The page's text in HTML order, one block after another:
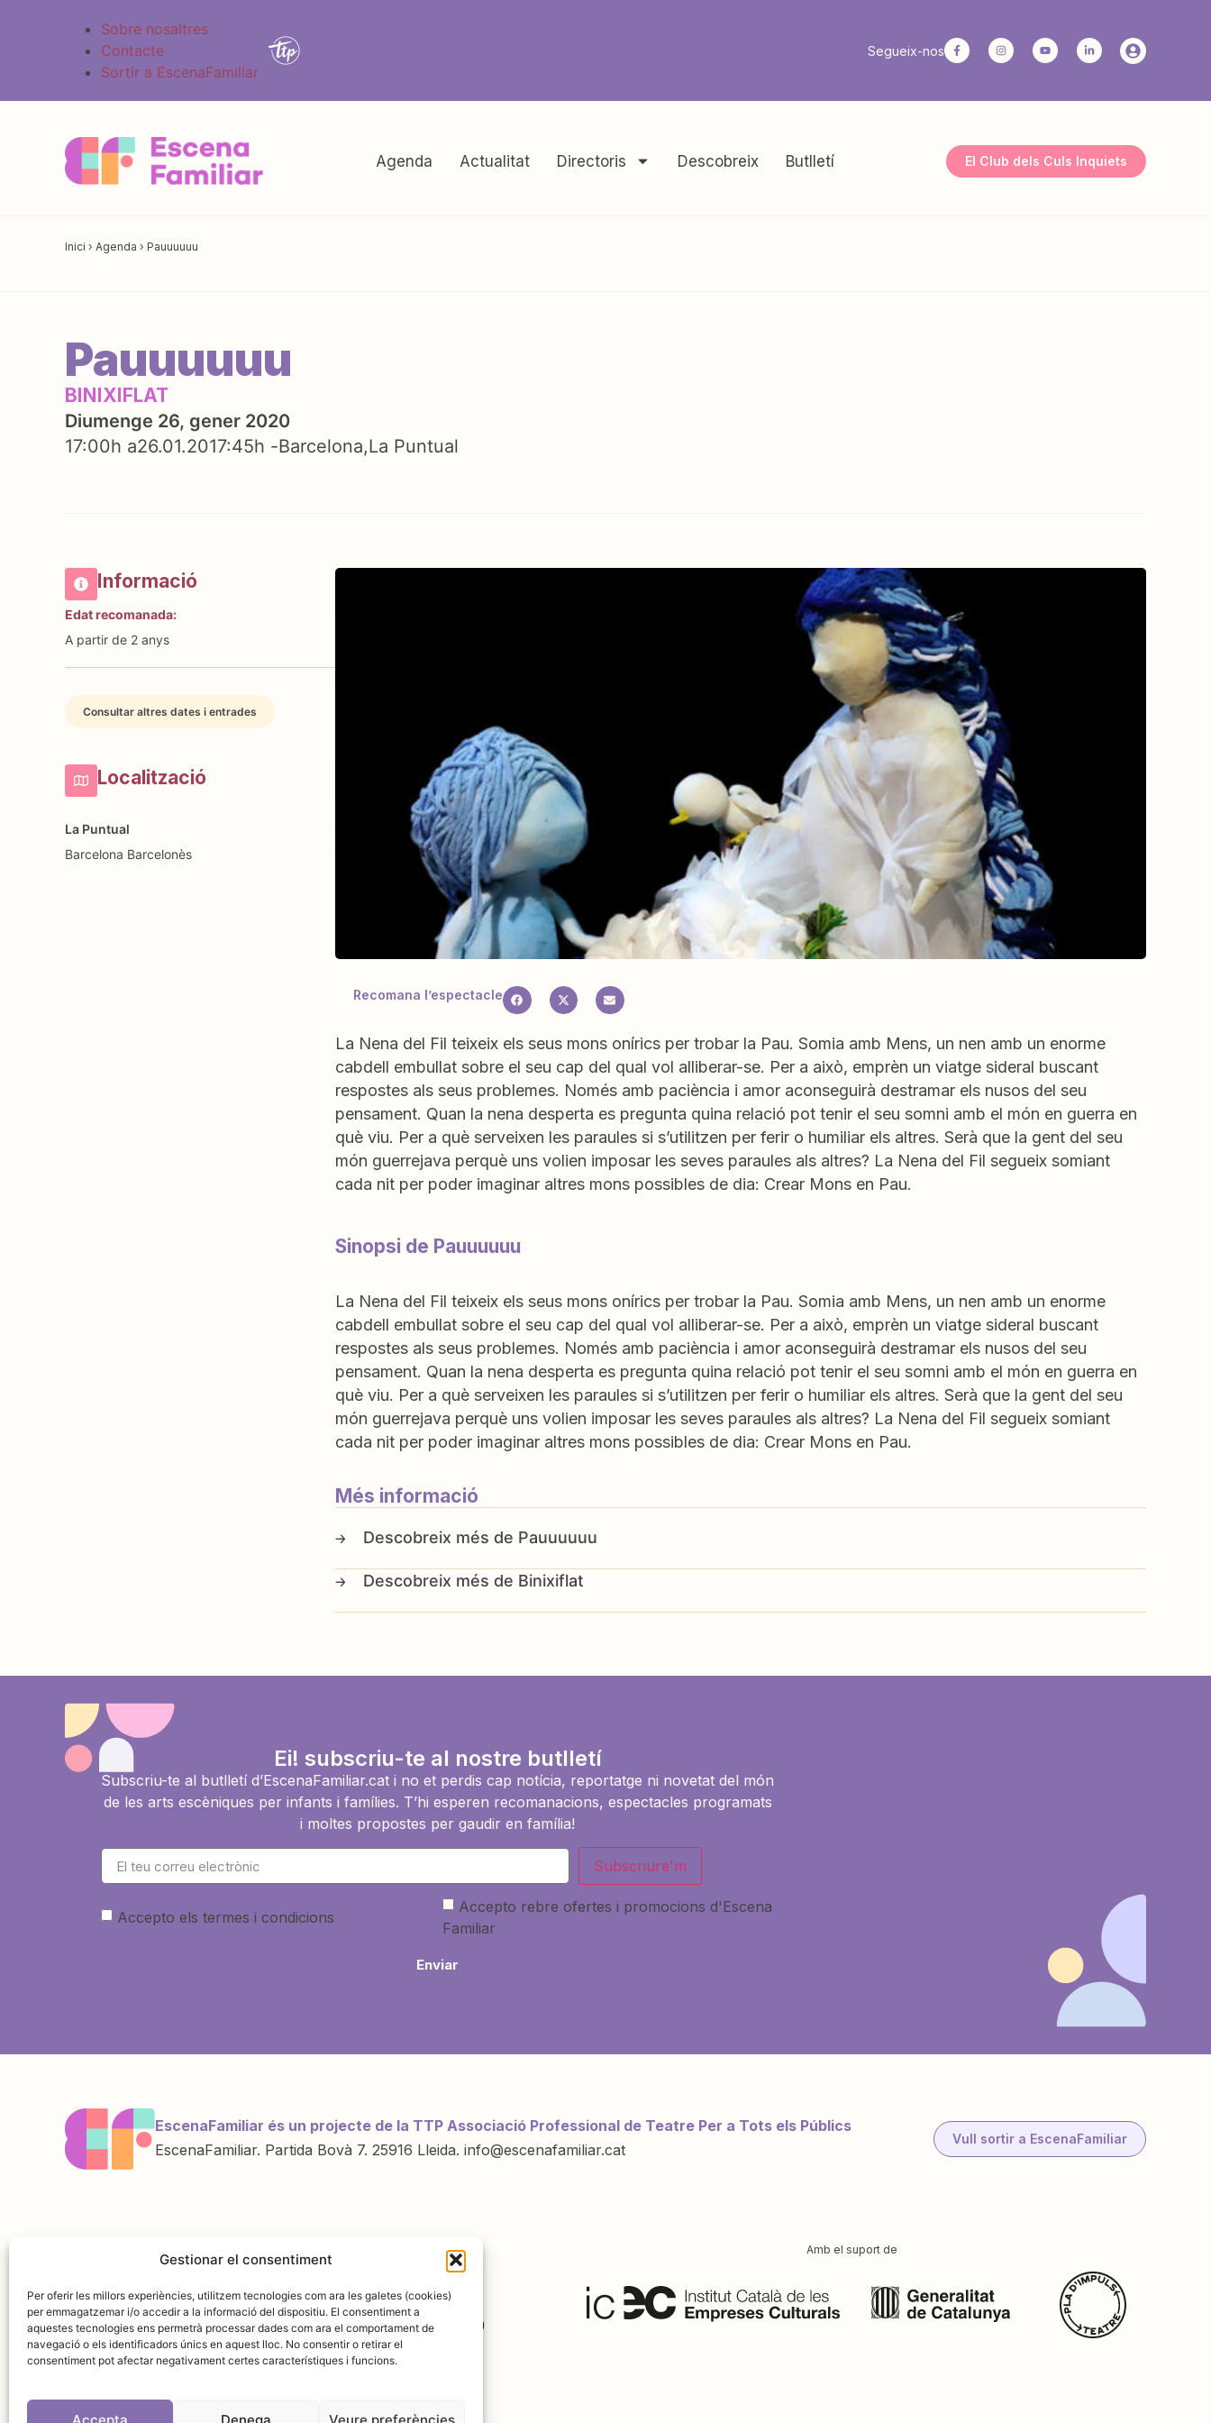
Gestionar el consentiment
Per oferir les millors experiències, utilitzem tecnologies com ara les galetes (cookies)
per emmagatzemar i/o accedir a la informació del dispositiu. El consentiment a
aquestes tecnologies ens permetrà processar dades com ara el comportament de
navegació o els identificadors únics en aquest lloc. No consentir o retirar el
consentiment pot afectar negativament certes característiques i funcions.
Accepta Denega Veure preferències
Sobre nosaltres
Contacte
Sortir a EscenaFamiliar
Segueix-nos
Agenda Actualitat Directoris Descobreix Butlletí El Club dels Culs Inquiets
Inici › Agenda › Pauuuuuu
Pauuuuuu
BINIXIFLAT
Diumenge 26, gener 2020
17:00h a26.01.2017:45h -Barcelona La Puntual
Informació
Edat recomanada:
A partir de 2 anys
Consultar altres dates i entrades
Localització
La Puntual
Barcelona Barcelonès
Recomana l’espectacle
La Nena del Fil teixeix els seus mons onírics per trobar la Pau. Somia amb Mens, un nen amb un enorme
cabdell embullat sobre el seu cap del qual vol alliberar-se. Per a això, emprèn un viatge sideral buscant
respostes als seus problemes. Només amb paciència i amor aconseguirà destramar els nusos del seu
pensament. Quan la nena desperta es pregunta quina relació pot tenir el seu somni amb el món en guerra en
què viu. Per a què serveixen les paraules si s’utilitzen per ferir o humiliar els altres. Serà que la gent del seu
món guerrejava perquè uns volien imposar les seves paraules als altres? La Nena del Fil segueix somiant
cada nit per poder imaginar altres mons possibles de dia: Crear Mons en Pau.
Sinopsi de Pauuuuuu
La Nena del Fil teixeix els seus mons onírics per trobar la Pau. Somia amb Mens, un nen amb un enorme
cabdell embullat sobre el seu cap del qual vol alliberar-se. Per a això, emprèn un viatge sideral buscant
respostes als seus problemes. Només amb paciència i amor aconseguirà destramar els nusos del seu
pensament. Quan la nena desperta es pregunta quina relació pot tenir el seu somni amb el món en guerra en
què viu. Per a què serveixen les paraules si s’utilitzen per ferir o humiliar els altres. Serà que la gent del seu
món guerrejava perquè uns volien imposar les seves paraules als altres? La Nena del Fil segueix somiant
cada nit per poder imaginar altres mons possibles de dia: Crear Mons en Pau.
Més informació
Pauuuuuu
Binixiflat
Ei! subscriu-te al nostre butlletí
Subscriu-te al butlletí d’EscenaFamiliar.cat i no et perdis cap notícia, reportatge ni novetat del món
de les arts escèniques per infants i famílies. T’hi esperen recomanacions, espectacles programats
i moltes propostes per gaudir en família!
Subscriure'm
Accepto els termes i condicions
Accepto rebre ofertes i promocions d'Escena
Familiar
Enviar
EscenaFamiliar és un projecte de la TTP Associació Professional de Teatre Per a Tots els Públics
EscenaFamiliar. Partida Bovà 7. 25916 Lleida. info@escenafamiliar.cat
Vull sortir a EscenaFamiliar
Amb la col·laboració de: Amb el suport de